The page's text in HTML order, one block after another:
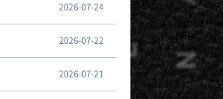
2026-07-24
2026-07-22
2026-07-21